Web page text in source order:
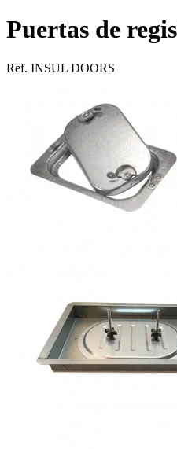
isolfix
flexduct
Puertas de
Ref. INSUL DOORS